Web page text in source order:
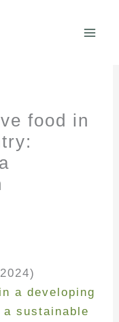
food in
a developing
sustainable